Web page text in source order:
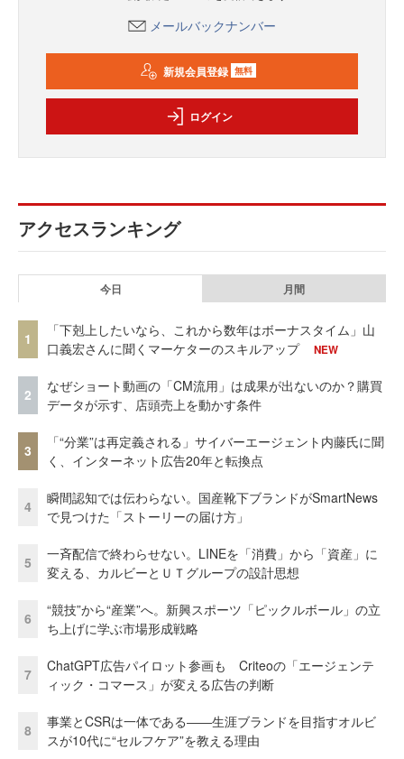
メールバックナンバー
新規会員登録 無料
ログイン
アクセスランキング
今日 月間
1
「下剋上したいなら、これから数年はボーナスタイム」山
口義宏さんに聞くマーケターのスキルアップ
NEW
2
なぜショート動画の「CM流用」は成果が出ないのか？購買
データが示す、店頭売上を動かす条件
3
「“分業”は再定義される」サイバーエージェント内藤氏に聞
く、インターネット広告20年と転換点
4
瞬間認知では伝わらない。国産靴下ブランドがSmartNews
で見つけた「ストーリーの届け方」
5
一斉配信で終わらせない。LINEを「消費」から「資産」に
変える、カルビーとＵＴグループの設計思想
6
“競技”から“産業”へ。新興スポーツ「ピックルボール」の立
ち上げに学ぶ市場形成戦略
7
ChatGPT広告パイロット参画も Criteoの「エージェンテ
ィック・コマース」が変える広告の判断
8
事業とCSRは一体である――生涯ブランドを目指すオルビ
スが10代に“セルフケア”を教える理由